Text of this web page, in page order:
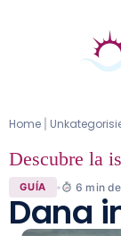
Home
Descubre la
GUÍA 6 min
Dana